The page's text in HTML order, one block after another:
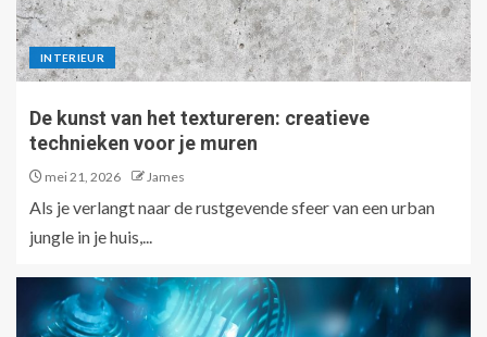
INTERIEUR
De kunst van het textureren: creatieve
technieken voor je muren
mei 21, 2026 James
Als je verlangt naar de rustgevende sfeer van een urban
jungle in je huis,...